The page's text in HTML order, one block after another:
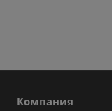
Компания